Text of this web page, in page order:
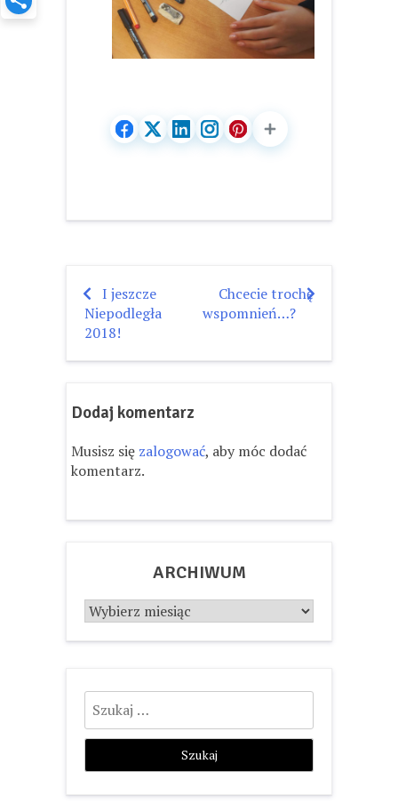
Nawigacja
wpisu
I jeszcze
Niepodległa
2018!
Chcecie trochę
wspomnień…?
Dodaj komentarz
Musisz się zalogować, aby móc dodać
komentarz.
ARCHIWUM
Archiwum
Szukaj: